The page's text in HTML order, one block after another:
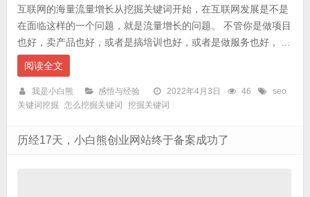
互联网的海量流量增长从挖掘关键词开始，在互联网发展是不是
在面临这样的一个问题，就是流量增长的问题。 不管你是做项目
也好，卖产品也好，或者是搞培训也好，或者是做服务也好， ...
阅读全文
我是小白熊 感悟与经验 2022年4月3日 46
seo
关键词挖掘
怎么挖掘关键词 挖掘关键词
历经17天，小白熊创业网站终于备案成功了